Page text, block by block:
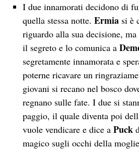
I due innamorati decidono di
quella stessa notte. Ermiasi è
riguardo alla sua decisione,
il segreto e lo comunica a
segretamente innamorata e
poterne ricavare un
giovani si recano nel bosco
regnano sulle fate. I due si
paggio, il quale diventa poi
vuole vendicare e dice a Puck
magico sugli occhi della